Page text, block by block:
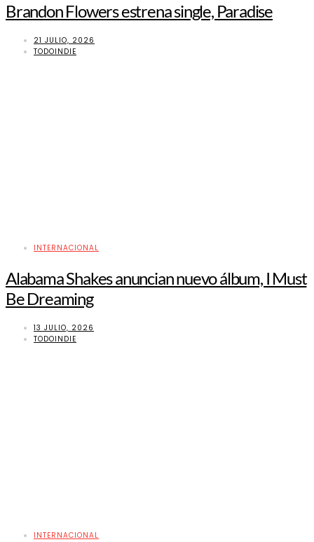
Brandon Flowers estrena single, Paradise
21 JULIO, 2026
TODOINDIE
INTERNACIONAL
Alabama Shakes anuncian nuevo álbum, I Must
Be Dreaming
13 JULIO, 2026
TODOINDIE
INTERNACIONAL